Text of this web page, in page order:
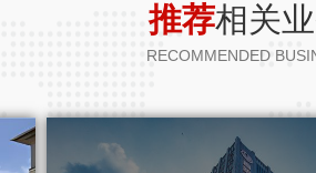
推荐相关
RECOMMENDED